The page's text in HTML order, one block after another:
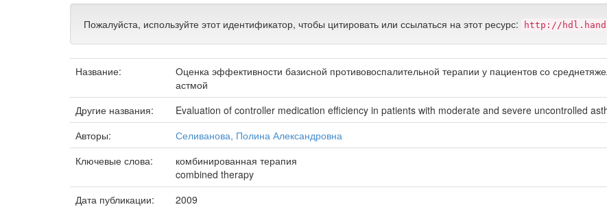
Пожалуйста, используйте этот идентификатор, чтобы цитировать или ссылаться на этот ресурс: http://
Название:
Оценка эффективности базисной противовоспалительной терапии у пациентов со
астмой
Другие названия:
Evaluation of controller medication efficiency in patients with moderate and severe uncontrolled
Авторы:
Селиванова, Полина Александровна
Ключевые слова:
комбинированная терапия
combined therapy
Дата публикации:
2009